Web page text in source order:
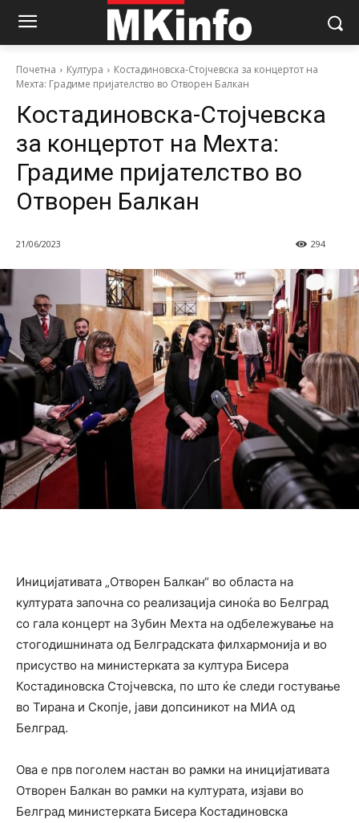
Почетна Култура
Костадиновска-Стојчевска за концертот на
Мехта: Градиме пријателство во Отворен Балкан
Костадиновска-Стојчевска
за концертот на Мехта:
Градиме пријателство во
Отворен Балкан
21/06/2023 294
Иницијативата „Отворен Балкан“ во областа на
културата започна со реализација синоќа во Белград
со гала концерт на Зубин Мехта на одбележување на
стогодишнината од Белградската филхармонија и во
присуство на министерката за култура Бисера
Костадиновска Стојчевска, по што ќе следи гостување
во Тирана и Скопје, јави допсиникот на МИА од
Белград.
Ова е прв поголем настан во рамки на иницијативата
Отворен Балкан во рамки на културата, изјави во
Белград министерката Бисера Костадиновска